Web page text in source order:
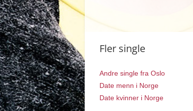
Fler single
Andre single fra Oslo
Date menn i Norge
Date kvinner i Norge